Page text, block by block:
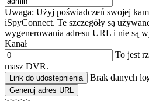
Uwaga: Użyj poświadczeń swojej
iSpyConnect. Te szczegóły są
wygenerowania adresu URL i nie są
Kanał
To jest
masz DVR.
Link do udostępnienia Brak danych
Generuj adres URL